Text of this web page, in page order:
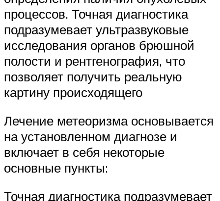
процессов. Точная диагностика
подразумевает ультразвуковые
исследования органов брюшной
полости и рентгенография, что
позволяет получить реальную
картину происходящего
Лечение метеоризма основывается
на установленном диагнозе и
включает в себя некоторые
основные пункты:
Точная диагностика подразумевает